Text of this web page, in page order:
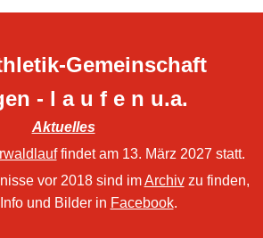
Gemeinschaft
- l a u f e n u.a.
Aktuelles
findet am 13. März 2027 statt.
vor 2018 sind imArchivzu finden,
und Bilder in Facebook.